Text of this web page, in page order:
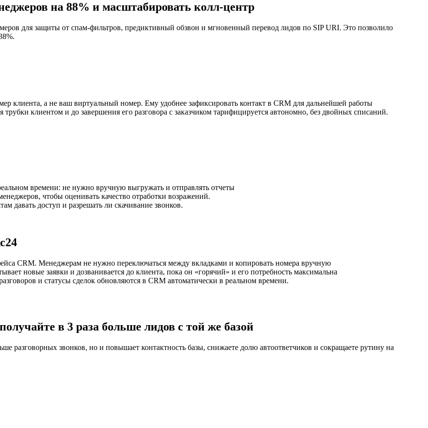
на 88% и масштабировать колл-центр
для защиты от спам-фильтров, предиктивный обзвон и мгновенный перевод лидов по SIP URI. Это позволило
клиента, а не ваш виртуальный номер. Ему удобнее зафиксировать контакт в CRM для дальнейшей работы
трубки клиентом и до завершения его разговора с заказчиком тарифицируется автономно, без двойных списаний.
времени: не нужно вручную выгружать и отправлять отчеты
чтобы оценивать качество отработки возражений.
давать доступ и разрешать ли скачивание звонков.
CRM. Менеджерам не нужно переключаться между вкладками и копировать номера вручную
новые заявки и дозванивается до клиента, пока он «горячий» и его потребность максимальна
и статусы сделок обновляются в CRM автоматически в реальном времени.
в 3 раза больше лидов с той же базой
разговорных звонков, но и повышает контактность базы, снижаете долю автоответчиков и сокращаете рутину на